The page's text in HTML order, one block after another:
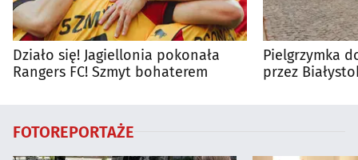
Działo się! Jagiellonia pokonała
Rangers FC! Szmyt bohaterem
Pielgrzymka
przez
FOTOREPORTAŻE